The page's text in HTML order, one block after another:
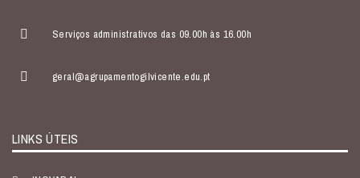
Serviços administrativos das 09.00h às 16.00h
geral@agrupamentogilvicente.edu.pt
LINKS ÚTEIS